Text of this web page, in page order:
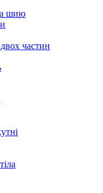
шию
частин